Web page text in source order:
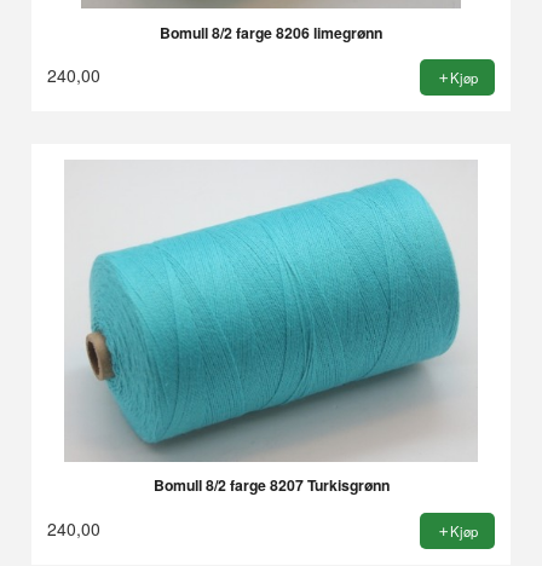
Bomull 8/2 farge 8206 limegrønn
240,00 Kjøp
Bomull 8/2 farge 8207 Turkisgrønn
240,00 Kjøp